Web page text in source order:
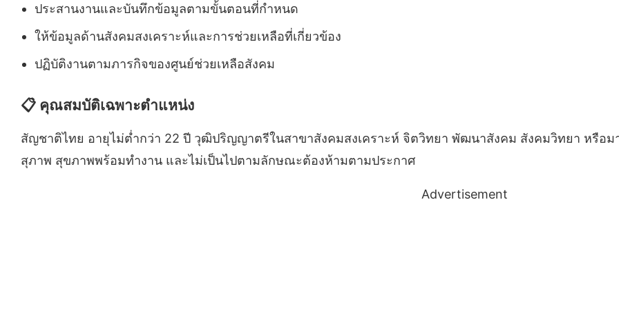
ประสานงานและบันทึกข้อมูลตามขั้นตอนที่กำหนด
ให้ข้อมูลด้านสังคมสงเคราะห์และการช่วยเหลือที่เกี่ยวข้อง
ปฏิบัติงานตามภารกิจของศูนย์ช่วยเหลือสังคม
📋 คุณสมบัติเฉพาะตำแหน่ง
สัญชาติไทย อายุไม่ต่ำกว่า 22 ปี วุฒิปริญญาตรีในสาขาสังคมสงเคราะห์ จิตวิทยา พัฒนาสังคม สังคมวิทยา หรื
สุภาพ สุขภาพพร้อมทำงาน และไม่เป็นไปตามลักษณะต้องห้ามตามประกาศ
Advertisement